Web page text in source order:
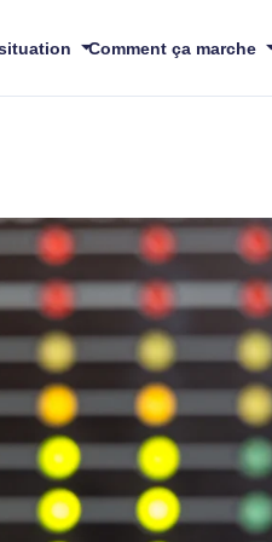
Comment ça marche